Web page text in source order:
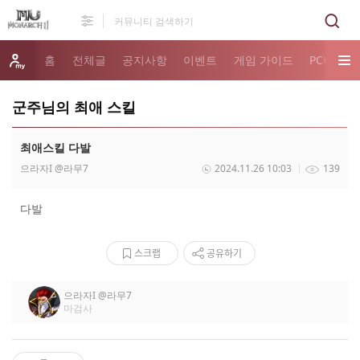
홈 전체글 공지사항 이벤트 게임 가이드 PC버전
군주님의 최애 스킬
최애스킬 다발
으라자I@라무7 139
2024.11.26 10:03
다발
스크랩 공유하기
으라자I@라무7
마검사